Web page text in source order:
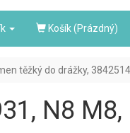
Košík (Prázdný)
těžký do drážky,
N8